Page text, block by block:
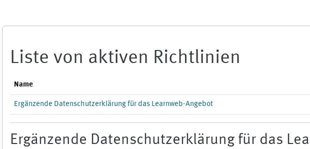
Liste von aktiven Richtlinien
Name
Ergänzende Datenschutzerklärung für das Learnweb-Angebot
Ergänzende Datenschutzerklärung für das